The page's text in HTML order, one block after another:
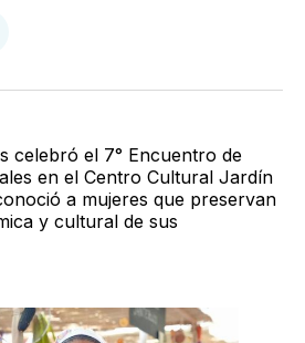
celebró el 7° Encuentro de
en el Centro Cultural Jardín
a mujeres que preservan
y cultural de sus